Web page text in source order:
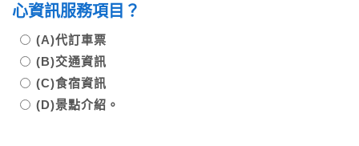
心資訊服務項目？
(A)代訂車票
(B)交通資訊
(C)食宿資訊
(D)景點介紹。